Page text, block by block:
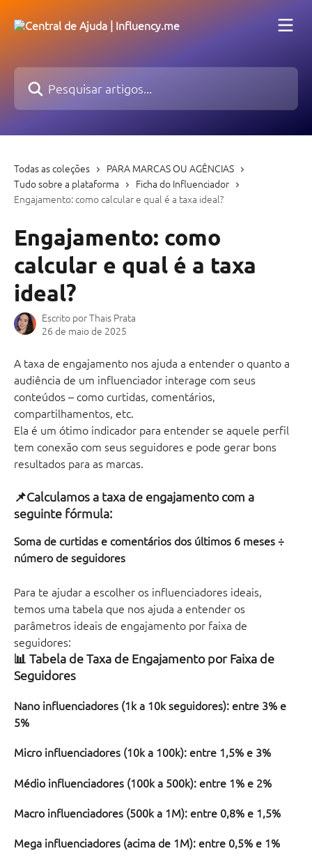
Pesquisar artigos...
Todas as coleções
PARA MARCAS OU AGÊNCIAS
Tudo sobre a plataforma
Ficha do Influenciador
Engajamento: como calcular e qual é a taxa ideal?
Engajamento: como
calcular e qual é a taxa
ideal?
Escrito porThais Prata
26 de maio de 2025
A taxa de engajamento nos ajuda a entender o quanto a
audiência de um influenciador interage com seus
conteúdos – como curtidas, comentários,
compartilhamentos, etc.
Ela é um ótimo indicador para entender se aquele perfil
tem conexão com seus seguidores e pode gerar bons
resultados para as marcas.
📌Calculamos a taxa de engajamento com a
seguinte fórmula:
Soma de curtidas e comentários dos últimos 6 meses ÷
número de seguidores
Para te ajudar a escolher os influenciadores ideais,
temos uma tabela que nos ajuda a entender os
parâmetros ideais de engajamento por faixa de
seguidores:
📊 Tabela de Taxa de Engajamento por Faixa de
Seguidores
Nano influenciadores (1k a 10k seguidores): entre 3% e
5%
Micro influenciadores (10k a 100k): entre 1,5% e 3%
Médio influenciadores (100k a 500k): entre 1% e 2%
Macro influenciadores (500k a 1M): entre 0,8% e 1,5%
Mega influenciadores (acima de 1M): entre 0,5% e 1%